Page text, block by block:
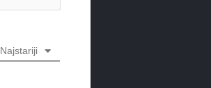
Najstariji